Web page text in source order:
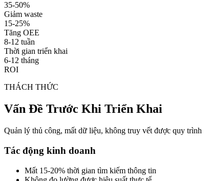
35-50%
Giảm waste
15-25%
Tăng OEE
8-12 tuần
Thời gian triển khai
6-12 tháng
ROI
THÁCH THỨC
Vấn Đề Trước Khi Triển Khai
Quản lý thủ công, mất dữ liệu, không truy vết được quy trình
Tác động kinh doanh
Mất 15-20% thời gian tìm kiếm thông tin